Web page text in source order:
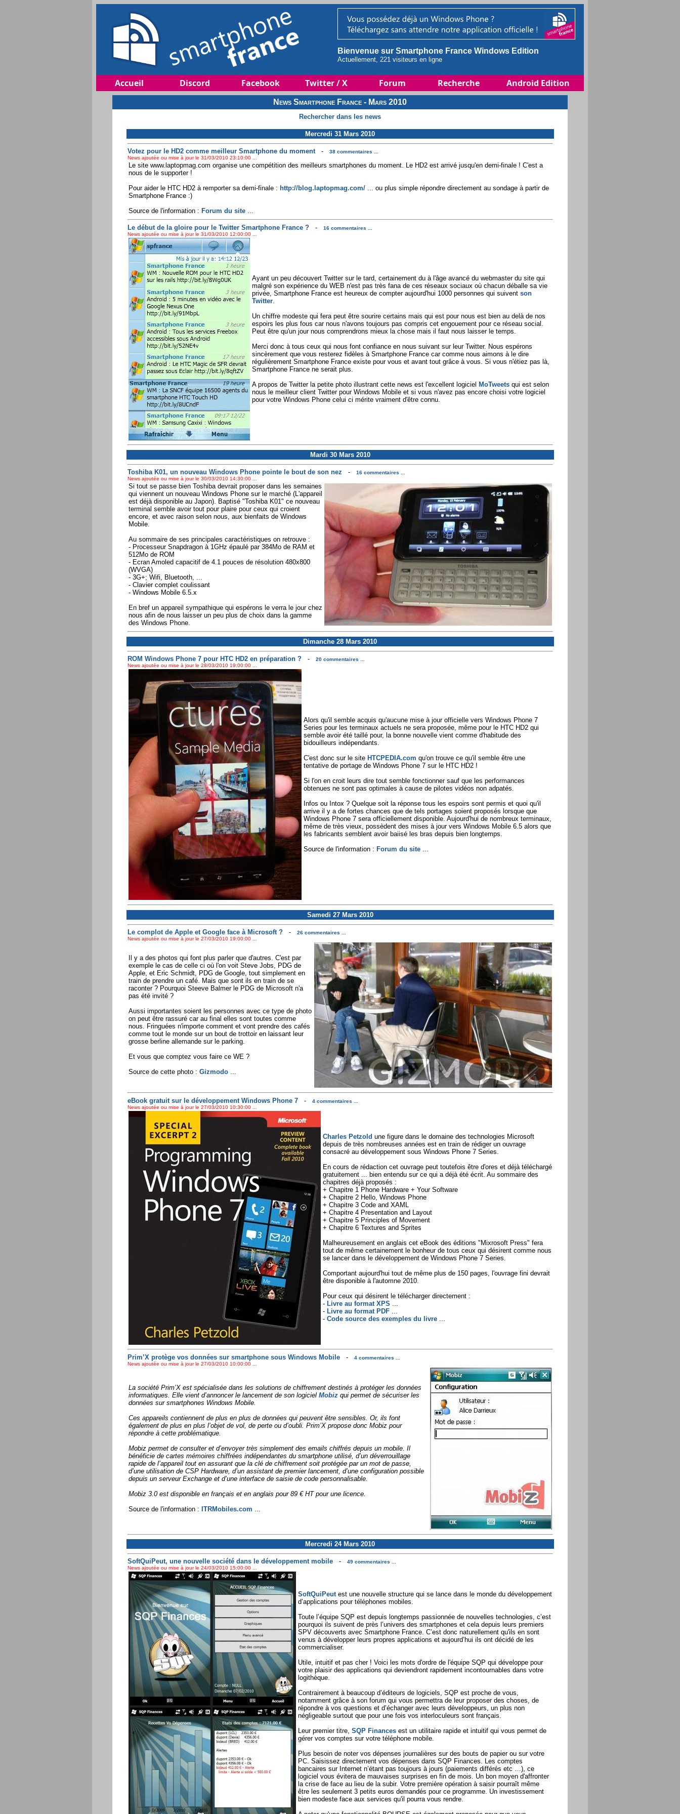
Bienvenue sur Smartphone France Windows Edition
Actuellement, 221 visiteurs en ligne
Accueil Discord Facebook Twitter / X Forum Recherche Android Edition
News Smartphone France - Mars 2010
Rechercher dans les news
Mercredi 31 Mars 2010
Votez pour le HD2 comme meilleur Smartphone du moment-
38 commentaires ...
News ajoutée ou mise à jour le 31/03/2010 23:10:00 ...
Le site www.laptopmag.com organise une compétition des meilleurs smartphones du moment. Le HD2 est arrivé jusqu'en demi-finale ! C'est a
nous de le supporter !
Pour aider le HTC HD2 à remporter sa demi-finale : http://blog.laptopmag.com/... ou plus simple répondre directement au sondage à partir de
Smartphone France :)
Source de l'information : Forum du site...
Le début de la gloire pour le Twitter Smartphone France ?-
16 commentaires ...
News ajoutée ou mise à jour le 31/03/2010 12:00:00 ...
Ayant un peu découvert Twitter sur le tard, certainement du à l'âge avancé du webmaster du site qui
malgré son expérience du WEB n'est pas très fana de ces réseaux sociaux où chacun déballe sa vie
privée, Smartphone France est heureux de compter aujourd'hui 1000 personnes qui suivent son
Twitter.
Un chiffre modeste qui fera peut être sourire certains mais qui est pour nous est bien au delà de nos
espoirs les plus fous car nous n'avons toujours pas compris cet engouement pour ce réseau social.
Peut être qu'un jour nous comprendrons mieux la chose mais il faut nous laisser le temps.
Merci donc à tous ceux qui nous font confiance en nous suivant sur leur Twitter. Nous espérons
sincèrement que vous resterez fidèles à Smartphone France car comme nous aimons à le dire
régulièrement Smartphone France existe pour vous et avant tout grâce à vous. Si vous n'étiez pas là,
Smartphone France ne serait plus.
A propos de Twitter la petite photo illustrant cette news est l'excellent logiciel MoTweetsqui est selon
nous le meilleur client Twitter pour Windows Mobile et si vous n'avez pas encore choisi votre logiciel
pour votre Windows Phone celui ci mérite vraiment d'être connu.
Mardi 30 Mars 2010
Toshiba K01, un nouveau Windows Phone pointe le bout de son nez -
16 commentaires ...
News ajoutée ou mise à jour le 30/03/2010 14:30:00 ...
Si tout se passe bien Toshiba devrait proposer dans les semaines
qui viennent un nouveau Windows Phone sur le marché (L'appareil
est déjà disponible au Japon). Baptisé "Toshiba K01" ce nouveau
terminal semble avoir tout pour plaire pour ceux qui croient
encore, et avec raison selon nous, aux bienfaits de Windows
Mobile.
Au sommaire de ses principales caractéristiques on retrouve :
- Processeur Snapdragon à 1GHz épaulé par 384Mo de RAM et
512Mo de ROM
- Ecran Amoled capacitif de 4.1 pouces de résolution 480x800
(WVGA)
- 3G+; Wifi, Bluetooth, ...
- Clavier complet coulissant
- Windows Mobile 6.5.x
En bref un appareil sympathique qui espérons le verra le jour chez
nous afin de nous laisser un peu plus de choix dans la gamme
des Windows Phone.
Dimanche 28 Mars 2010
ROM Windows Phone 7 pour HTC HD2 en préparation ?-
20 commentaires ...
News ajoutée ou mise à jour le 28/03/2010 19:00:00 ...
Alors qu'il semble acquis qu'aucune mise à jour officielle vers Windows Phone 7
Series pour les terminaux actuels ne sera proposée, même pour le HTC HD2 qui
semble avoir été taillé pour, la bonne nouvelle vient comme d'habitude des
bidouilleurs indépendants.
C'est donc sur le site HTCPEDIA.com qu'on trouve ce qu'il semble être une
tentative de portage de Windows Phone 7 sur le HTC HD2 !
Si l'on en croit leurs dire tout semble fonctionner sauf que les performances
obtenues ne sont pas optimales à cause de pilotes vidéos non adpatés.
Infos ou Intox ? Quelque soit la réponse tous les espoirs sont permis et quoi qu'il
arrive il y a de fortes chances que de tels portages soient proposés lorsque que
Windows Phone 7 sera officiellement disponible. Aujourd'hui de nombreux terminaux,
même de très vieux, possèdent des mises à jour vers Windows Mobile 6.5 alors que
les fabricants semblent avoir baiisé les bras depuis bien longtemps.
Source de l'information : Forum du site...
Samedi 27 Mars 2010
Le complot de Apple et Google face à Microsoft ?-
26 commentaires ...
News ajoutée ou mise à jour le 27/03/2010 19:00:00 ...
Il y a des photos qui font plus parler que d'autres. C'est par
exemple le cas de celle ci où l'on voit Steve Jobs, PDG de
Apple, et Eric Schmidt, PDG de Google, tout simplement en
train de prendre un café. Mais que sont ils en train de se
raconter ? Pourquoi Steeve Balmer le PDG de Microsoft n'a
pas été invité ?
Aussi importantes soient les personnes avec ce type de photo
on peut être rassuré car au final elles sont toutes comme
nous. Fringuées n'importe comment et vont prendre des cafés
comme tout le monde sur un bout de trottoir en laissant leur
grosse berline allemande sur le parking.
Et vous que comptez vous faire ce WE ?
Source de cette photo : Gizmodo...
eBook gratuit sur le développement Windows Phone 7-
4 commentaires ...
News ajoutée ou mise à jour le 27/03/2010 10:30:00 ...
Charles Petzold une figure dans le domaine des technologies Microsoft
depuis de très nombreuses années est en train de rédiger un ouvrage
consacré au développement sous Windows Phone 7 Series.
En cours de rédaction cet ouvrage peut toutefois être d'ores et déjà téléchargé
gratuitement ... bien entendu sur ce qui a déjà été écrit. Au sommaire des
chapitres déjà proposés :
+ Chapitre 1 Phone Hardware + Your Software
+ Chapitre 2 Hello, Windows Phone
+ Chapitre 3 Code and XAML
+ Chapitre 4 Presentation and Layout
+ Chapitre 5 Principles of Movement
+ Chapitre 6 Textures and Sprites
Malheureusement en anglais cet eBook des éditions "Mixrosoft Press" fera
tout de même certainement le bonheur de tous ceux qui désirent comme nous
se lancer dans le développement de Windows Phone 7 Series.
Comportant aujourd'hui tout de même plus de 150 pages, l'ouvrage fini devrait
être disponible à l'automne 2010.
Pour ceux qui désirent le télécharger directement :
- Livre au format XPS
- Livre au format PDF...
- Code source des exemples du livre...
Prim’X protège vos données sur smartphone sous Windows Mobile-
4 commentaires ...
News ajoutée ou mise à jour le 27/03/2010 10:00:00 ...
La société Prim’X est spécialisée dans les solutions de chiffrement destinés à protéger les données
informatiques. Elle vient d’annoncer le lancement de son logiciel Mobizqui permet de sécuriser les
données sur smartphones Windows Mobile.
Ces appareils contiennent de plus en plus de données qui peuvent être sensibles. Or, ils font
également de plus en plus l’objet de vol, de perte ou d’oubli. Prim’X propose donc Mobiz pour
répondre à cette problématique.
Mobiz permet de consulter et d’envoyer très simplement des emails chiffrés depuis un mobile. Il
bénéficie de cartes mémoires chiffrées indépendantes du smartphone utilisé, d’un déverrouillage
rapide de l’appareil tout en assurant que la clé de chiffrement soit protégée par un mot de passe,
d’une utilisation de CSP Hardware, d’un assistant de premier lancement, d’une configuration possible
depuis un serveur Exchange et d’une interface de saisie de code personnalisable.
Mobiz 3.0 est disponible en français et en anglais pour 89 € HT pour une licence.
Source de l'information : ITRMobiles.com
Mercredi 24 Mars 2010
SoftQuiPeut, une nouvelle société dans le développement mobile-
49 commentaires ...
News ajoutée ou mise à jour le 24/03/2010 15:00:00 ...
SoftQuiPeutest une nouvelle structure qui se lance dans le monde du développement
d’applications pour téléphones mobiles.
Toute l’équipe SQP est depuis longtemps passionnée de nouvelles technologies, c’est
pourquoi ils suivent de près l’univers des smartphones et cela depuis leurs premiers
SPV découverts avec Smartphone France. C’est donc naturellement qu'ils en sont
venus à développer leurs propres applications et aujourd’hui ils ont décidé de les
commercialiser.
Utile, intuitif et pas cher ! Voici les mots d'ordre de l'équipe SQP qui développe pour
votre plaisir des applications qui deviendront rapidement incontournables dans votre
logithèque.
Contrairement à beaucoup d’éditeurs de logiciels, SQP est proche de vous,
notamment grâce à son forum qui vous permettra de leur proposer des choses, de
répondre à vos questions et d’échanger avec leurs développeurs, un plus non
négligeable surtout que pour une fois vos interloculeurs sont français.
Leur premier titre, SQP Financesest un utilitaire rapide et intuitif qui vous permet de
gérer vos comptes sur votre téléphone mobile.
Plus besoin de noter vos dépenses journalières sur des bouts de papier ou sur votre
PC. Saisissez directement vos dépenses dans SQP Finances. Les comptes
bancaires sur Internet n’étant pas toujours à jours (paiements différés etc …), ce
logiciel vous évitera de mauvaises surprises en fin de mois. Un bon moyen d'affronter
la crise de face au lieu de la subir. Votre première opération à saisir pourraît même
être les seulement 3 petits euros demandés pour ce programme. Un investissement
bien modeste face aux services qu'il pourra vous rendre.